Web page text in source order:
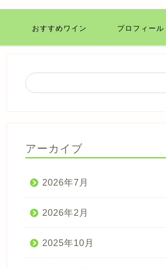
おすすめワイン プロフィール
アーカイブ
2026年7月
2026年2月
2025年10月